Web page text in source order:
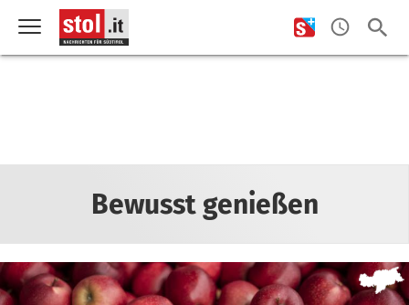
Bewusst genießen